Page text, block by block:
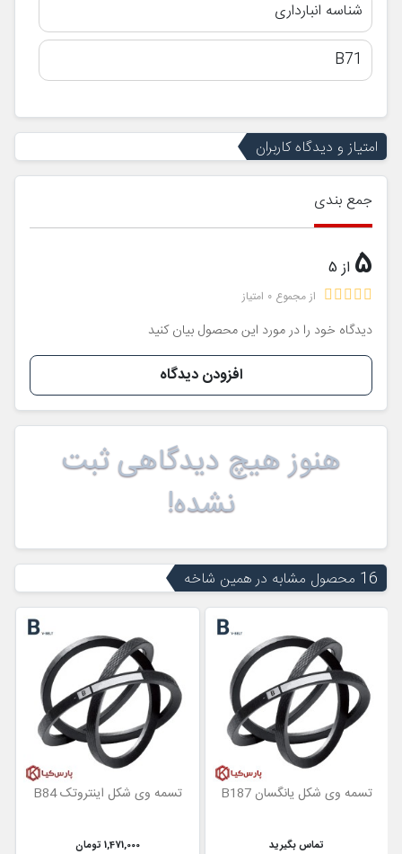
شناسه انبارداری
B71
امتیاز و دیدگاه کاربران
جمع بندی
5 از 5
از مجموع 0 امتیاز
دیدگاه خود را در مورد این محصول بیان کنید
افزودن دیدگاه
هنوز هیچ دیدگاهی ثبت
نشده!
16 محصول مشابه در همین شاخه
تسمه وی شکل یانگسان B187
تماس بگیرید
تسمه وی شکل اینتروتک B84
1,471,000 تومان